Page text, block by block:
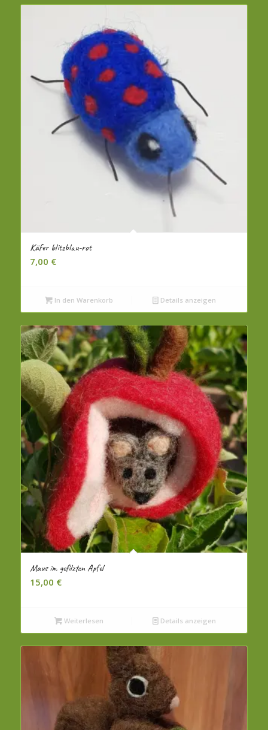
Käfer blitzblau-rot
7,00 €
In den Warenkorb Details anzeigen
Maus im gefilzten Apfel
15,00 €
Weiterlesen Details anzeigen